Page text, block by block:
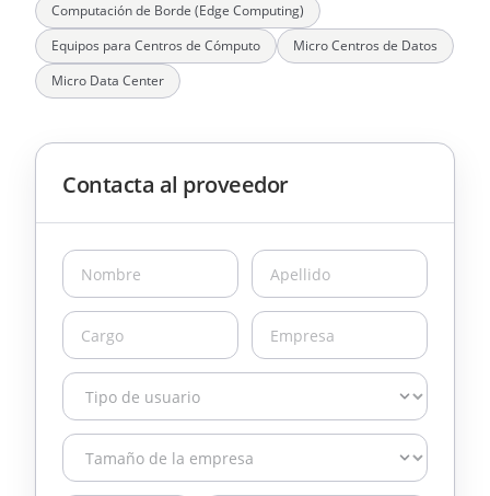
Computación de Borde (Edge Computing)
Equipos para Centros de Cómputo
Micro Centros de Datos
Micro Data Center
Contacta al proveedor